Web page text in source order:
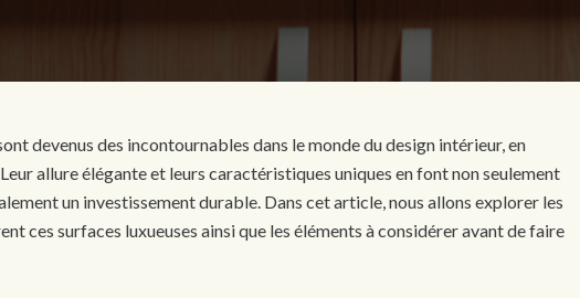
devenus des incontournables dans le monde du design intérieur, en
allure élégante et leurs caractéristiques uniques en font non seulement
un investissement durable. Dans cet article, nous allons explorer les
ces surfaces luxueuses ainsi que les éléments à considérer avant de faire